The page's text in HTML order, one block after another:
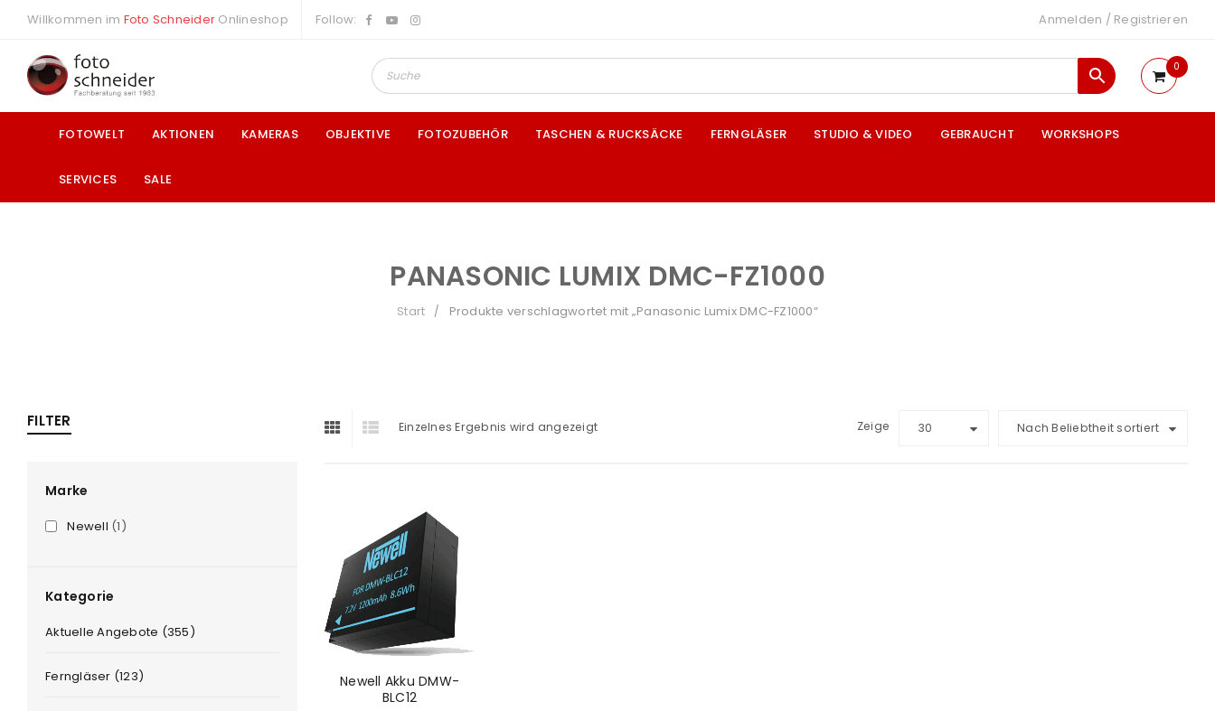
Willkommen im Foto Schneider Onlineshop Follow: Anmelden / Registrieren
0
FOTOWELT AKTIONEN KAMERAS OBJEKTIVE FOTOZUBEHÖR TASCHEN & RUCKSÄCKE FERNGLÄSER STUDIO & VIDEO GEBRAUCHT WORKSHOPS
SERVICES SALE
PANASONIC LUMIX DMC-FZ1000
Start / Produkte verschlagwortet mit „Panasonic Lumix DMC-FZ1000“
FILTER
Marke
Newell (1)
Kategorie
Aktuelle Angebote (355)
Ferngläser (123)
Einzelnes Ergebnis wird angezeigt Nach Beliebtheit sortiert
Zeige 30
Newell Akku DMW-
BLC12